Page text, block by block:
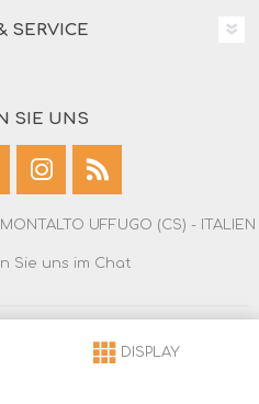
SERVICE
SIE UNS
UFFUGO (CS) - ITALIEN
Sie uns im Chat
Alle Rechte
DISPLAY